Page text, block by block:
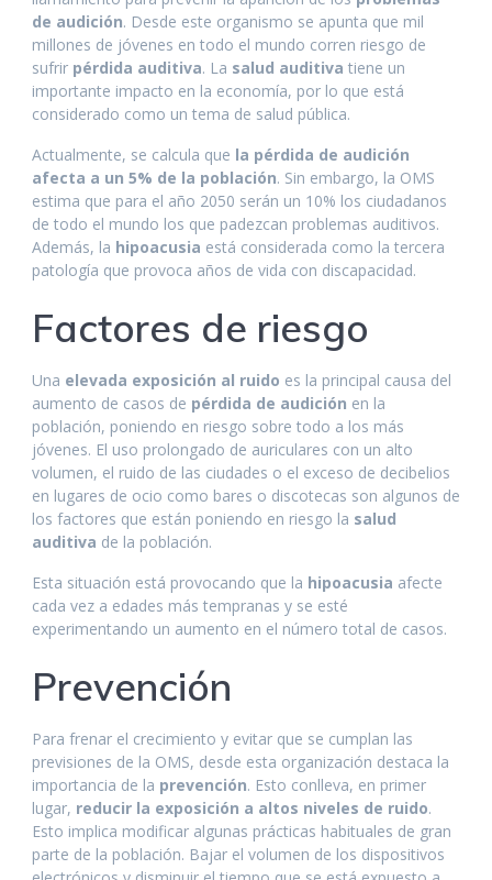
o
k
p
p
n g
er
de audición. Desde este organismo se apunta que mil
millones de jóvenes en todo el mundo corren riesgo de
sufrir pérdida auditiva. La salud auditiva tiene un
importante impacto en la economía, por lo que está
considerado como un tema de salud pública.
Actualmente, se calcula que la pérdida de audición
afecta a un 5% de la población. Sin embargo, la OMS
estima que para el año 2050 serán un 10% los ciudadanos
de todo el mundo los que padezcan problemas auditivos.
Además, la hipoacusia está considerada como la tercera
patología que provoca años de vida con discapacidad.
Factores de riesgo
Una elevada exposición al ruido es la principal causa del
aumento de casos de pérdida de audición en la
población, poniendo en riesgo sobre todo a los más
jóvenes. El uso prolongado de auriculares con un alto
volumen, el ruido de las ciudades o el exceso de decibelios
en lugares de ocio como bares o discotecas son algunos de
los factores que están poniendo en riesgo la salud
auditiva de la población.
Esta situación está provocando que la hipoacusia afecte
cada vez a edades más tempranas y se esté
experimentando un aumento en el número total de casos.
Prevención
Para frenar el crecimiento y evitar que se cumplan las
previsiones de la OMS, desde esta organización destaca la
importancia de la prevención. Esto conlleva, en primer
lugar, reducir la exposición a altos niveles de ruido.
Esto implica modificar algunas prácticas habituales de gran
parte de la población. Bajar el volumen de los dispositivos